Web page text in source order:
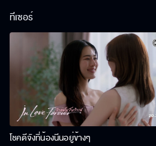
ทีเซอร์
โชคดีจังที่น้องนีนอยู่ข้างๆ